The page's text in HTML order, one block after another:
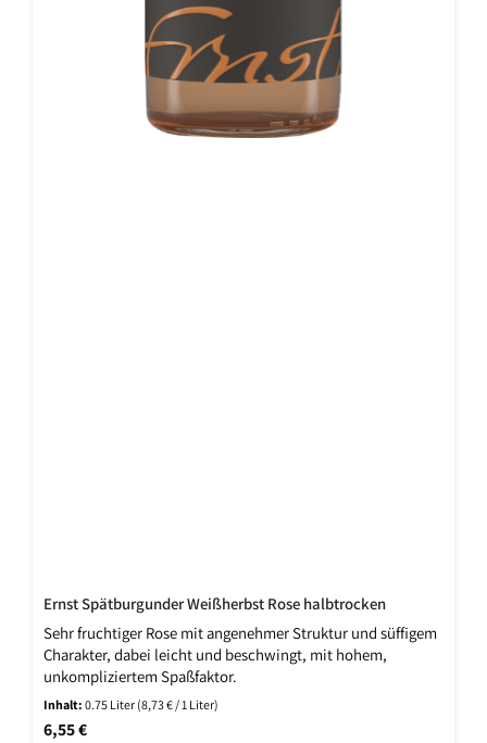
Ernst Spätburgunder Weißherbst Rose halbtrocken
Sehr fruchtiger Rose mit angenehmer Struktur und süffigem
Charakter, dabei leicht und beschwingt, mit hohem,
unkompliziertem Spaßfaktor.
Inhalt:0.75 Liter (8,73 € / 1 Liter)
Regulärer Preis:
6,55 €